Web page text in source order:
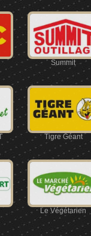
Summit
Tigre Géant
Le Végétarien